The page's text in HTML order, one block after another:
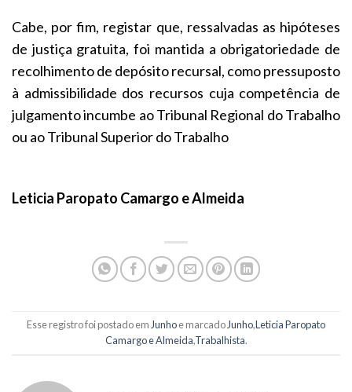
Cabe, por fim, registar que, ressalvadas as hipóteses
de justiça gratuita, foi mantida a obrigatoriedade de
recolhimento de depósito recursal, como pressuposto
à admissibilidade dos recursos cuja competência de
julgamento incumbe ao Tribunal Regional do Trabalho
ou ao Tribunal Superior do Trabalho
Leticia Paropato Camargo e Almeida
Esse registro foi postado emJunhoe marcadoJunho,Leticia Paropato
Camargo e Almeida,Trabalhista.